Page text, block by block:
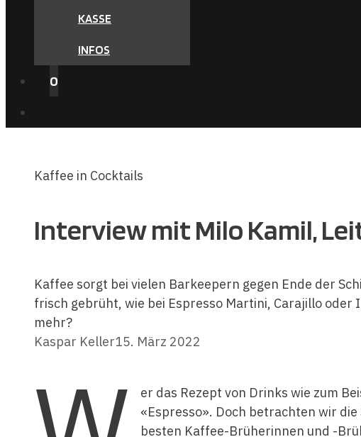
KASSE
INFOS
0
Kaffee in Cocktails
Interview mit Milo Kamil,
Kaffee sorgt bei vielen Barkeepern gegen Ende der
frisch gebrüht, wie bei Espresso Martini, Carajillo oder
mehr?
Kaspar Keller15. März 2022
er das Rezept von Drinks wie zum
«Espresso». Doch betrachten wir
besten Kaffee-Brüherinnen und -